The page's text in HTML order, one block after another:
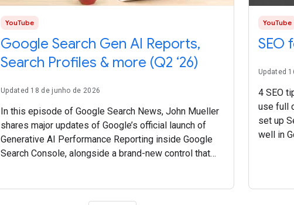
YouTube
Google Search Gen AI Reports,
Search Profiles & more (Q2 ‘26)
Updated 18 de junho de 2026
In this episode of Google Search News, John Mueller
shares major updates of Google’s official launch of
Generative AI Performance Reporting inside Google
Search Console, alongside a brand-new control that
YouTube
SEO
Updated
4 SEO
use full
set up
well in